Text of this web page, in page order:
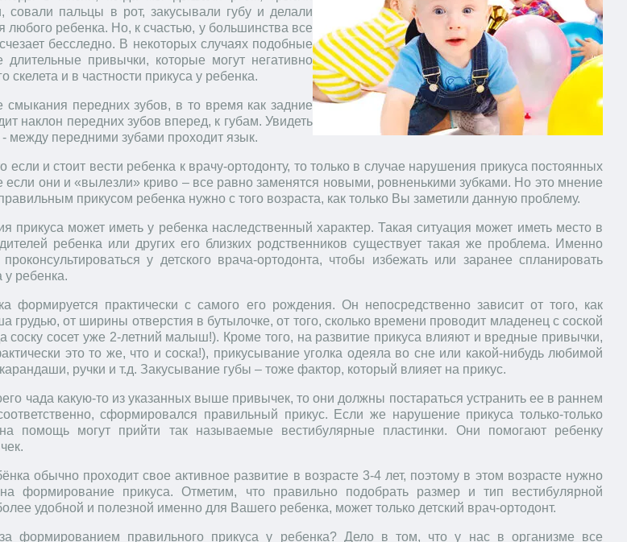
совали пальцы в рот, закусывали губу и делали
любого ребенка. Но, к счастью, у большинства все
бесследно. В некоторых случаях подобные
привычки, которые могут негативно
скелета и в частности прикуса у ребенка.
смыкания передних зубов, в то время как задние
наклон передних зубов вперед, к губам. Увидеть
между передними зубами проходит язык.
если и стоит вести ребенка к врачу-ортодонту, то только в случае нарушения прикуса постоянных
они и «вылезли» криво – все равно заменятся новыми, ровненькими зубками. Но это мнение
прикусом ребенка нужно с того возраста, как только Вы заметили данную проблему.
прикуса может иметь у ребенка наследственный характер. Такая ситуация может иметь место в
ребенка или других его близких родственников существует такая же проблема. Именно
у детского врача-ортодонта, чтобы избежать или заранее спланировать
у ребенка.
формируется практически с самого его рождения. Он непосредственно зависит от того, как
грудью, от ширины отверстия в бутылочке, от того, сколько времени проводит младенец с соской
соску сосет уже 2-летний малыш!). Кроме того, на развитие прикуса влияют и вредные привычки,
это то же, что и соска!), прикусывание уголка одеяла во сне или какой-нибудь любимой
ручки и т.д. Закусывание губы – тоже фактор, который влияет на прикус.
чада какую-то из указанных выше привычек, то они должны постараться устранить ее в раннем
сформировался правильный прикус. Если же нарушение прикуса только-только
помощь могут прийти так называемые вестибулярные пластинки. Они помогают ребенку
обычно проходит свое активное развитие в возрасте 3-4 лет, поэтому в этом возрасте нужно
формирование прикуса. Отметим, что правильно подобрать размер и тип вестибулярной
удобной и полезной именно для Вашего ребенка, может только детский врач-ортодонт.
формированием правильного прикуса у ребенка? Дело в том, что у нас в организме все